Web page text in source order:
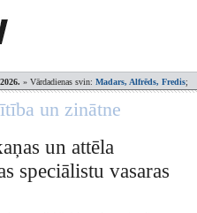
» Vārdadienas svin: Madars, Alfrēds, Fredis;
un zinātne
un attēla
speciālistu vasaras